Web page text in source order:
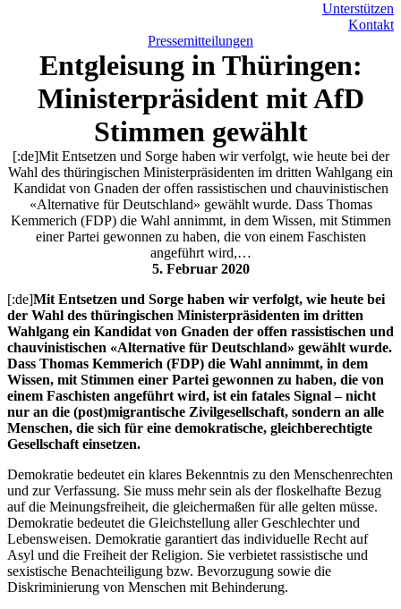
Unterstützen
Kontakt
Pressemitteilungen
Entgleisung in Thüringen:
Ministerpräsident mit AfD
Stimmen gewählt
[:de]Mit Entsetzen und Sorge haben wir verfolgt, wie heute bei der
Wahl des thüringischen Ministerpräsidenten im dritten Wahlgang ein
Kandidat von Gnaden der offen rassistischen und chauvinistischen
«Alternative für Deutschland» gewählt wurde. Dass Thomas
Kemmerich (FDP) die Wahl annimmt, in dem Wissen, mit Stimmen
einer Partei gewonnen zu haben, die von einem Faschisten
angeführt wird,…
5. Februar 2020
[:de]Mit Entsetzen und Sorge haben wir verfolgt, wie heute bei
der Wahl des thüringischen Ministerpräsidenten im dritten
Wahlgang ein Kandidat von Gnaden der offen rassistischen und
chauvinistischen «Alternative für Deutschland» gewählt wurde.
Dass Thomas Kemmerich (FDP) die Wahl annimmt, in dem
Wissen, mit Stimmen einer Partei gewonnen zu haben, die von
einem Faschisten angeführt wird, ist ein fatales Signal – nicht
nur an die (post)migrantische Zivilgesellschaft, sondern an alle
Menschen, die sich für eine demokratische, gleichberechtigte
Gesellschaft einsetzen.
Demokratie bedeutet ein klares Bekenntnis zu den Menschenrechten
und zur Verfassung. Sie muss mehr sein als der floskelhafte Bezug
auf die Meinungsfreiheit, die gleichermaßen für alle gelten müsse.
Demokratie bedeutet die Gleichstellung aller Geschlechter und
Lebensweisen. Demokratie garantiert das individuelle Recht auf
Asyl und die Freiheit der Religion. Sie verbietet rassistische und
sexistische Benachteiligung bzw. Bevorzugung sowie die
Diskriminierung von Menschen mit Behinderung.